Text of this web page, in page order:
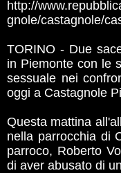
http://
gnole/castagnole/
TORINO - Due
in Piemonte con le
sessuale nei
oggi a Castagnole
Questa mattina
nella parrocchia di
parroco, Roberto
di aver abusato di